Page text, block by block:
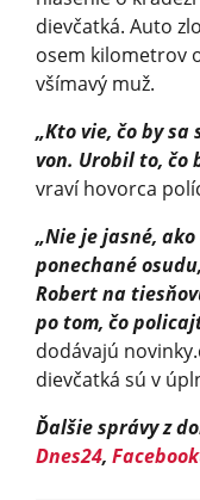
dievčatká. Auto
osem kilometrov
všímavý muž.
„Kto vie, čo by
von. Urobil to, čo
vraví hovorca
„Nie je jasné,
ponechané
Robert na
po tom, čo
dodávajú
dievčatká sú v
Ďalšie správy z
Dnes24,